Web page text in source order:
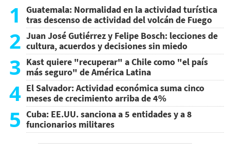
1
Guatemala: Normalidad en la actividad turística
tras descenso de actividad del volcán de Fuego
2 Juan José Gutiérrez y Felipe Bosch: lecciones de
cultura, acuerdos y decisiones sin miedo
3 Kast quiere "recuperar" a Chile como "el país
más seguro" de América Latina
4 El Salvador: Actividad económica suma cinco
meses de crecimiento arriba de 4%
5 Cuba: EE.UU. sanciona a 5 entidades y a 8
funcionarios militares